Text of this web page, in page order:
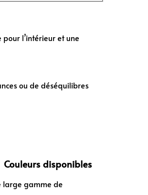
l’intérieur et une
ou de déséquilibres
Couleurs disponibles
large gamme de